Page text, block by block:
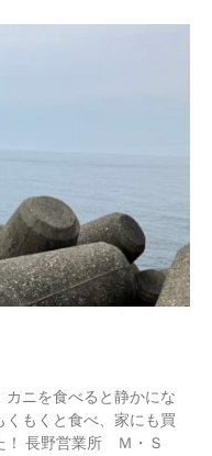
ニを食べると静かにな
くもくと食べ、家にも買
！ 長野営業所 Ｍ・Ｓ